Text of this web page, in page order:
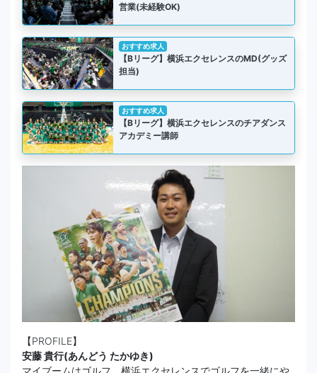
営業(未経験OK)
おすすめ求人
【Bリーグ】横浜エクセレンスのMD(グッズ
担当)
おすすめ求人
【Bリーグ】横浜エクセレンスのチアダンス
アカデミー講師
【PROFILE】
安藤 貴行(あんどう たかゆき)
マイブームはゴルフ。横浜エクセレンスでゴルフを一緒にや